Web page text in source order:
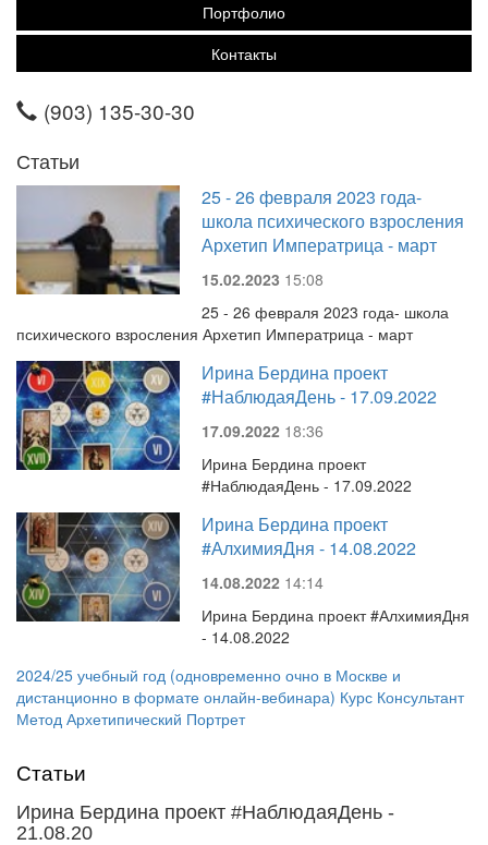
Портфолио
Контакты
(903) 135-30-30
Статьи
25 - 26 февраля 2023 года-
школа психического взросления
Архетип Императрица - март
15.02.2023 15:08
25 - 26 февраля 2023 года- школа
психического взросления Архетип Императрица - март
Ирина Бердина проект
#НаблюдаяДень - 17.09.2022
17.09.2022 18:36
Ирина Бердина проект
#НаблюдаяДень - 17.09.2022
Ирина Бердина проект
#АлхимияДня - 14.08.2022
14.08.2022 14:14
Ирина Бердина проект #АлхимияДня
- 14.08.2022
2024/25 учебный год (одновременно очно в Москве и
дистанционно в формате онлайн-вебинара) Курс Консультант
Метод Архетипический Портрет
Статьи
Ирина Бердина проект #НаблюдаяДень -
21.08.20